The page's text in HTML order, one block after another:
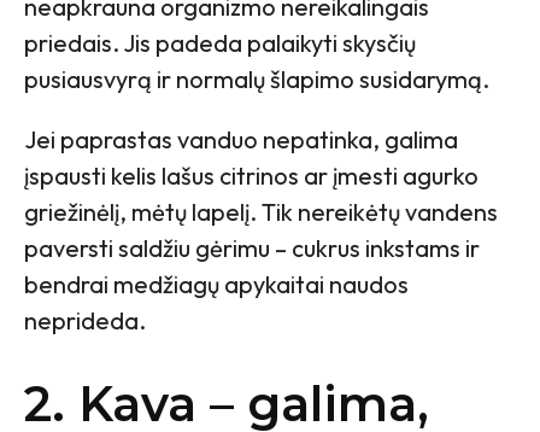
neapkrauna organizmo nereikalingais
priedais. Jis padeda palaikyti skysčių
pusiausvyrą ir normalų šlapimo susidarymą.
Jei paprastas vanduo nepatinka, galima
įspausti kelis lašus citrinos ar įmesti agurko
griežinėlį, mėtų lapelį. Tik nereikėtų vandens
paversti saldžiu gėrimu – cukrus inkstams ir
bendrai medžiagų apykaitai naudos
neprideda.
2. Kava – galima,